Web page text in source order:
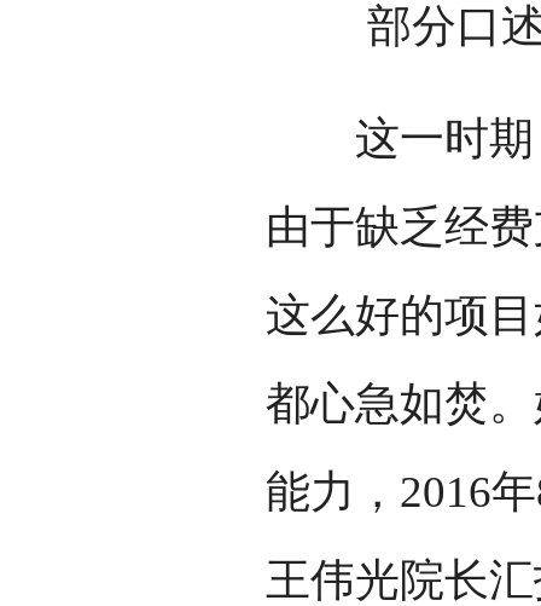
部分口
这一时期
由于缺乏经
这么好的项
都心急如焚
能力，2016
王伟光院长